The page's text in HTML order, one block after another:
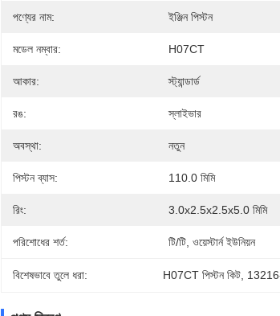
পণ্যের নাম: ইঞ্জিন পিস্টন
মডেল নম্বার: H07CT
আকার: স্ট্যান্ডার্ড
রঙ: স্লাইভার
অবস্থা: নতুন
পিস্টন ব্যাস: 110.0 মিমি
রিং: 3.0x2.5x2.5x5.0 মিমি
পরিশোধের শর্ত: টি/টি, ওয়েস্টার্ন ইউনিয়ন
বিশেষভাবে তুলে ধরা: H07CT পিস্টন কিট